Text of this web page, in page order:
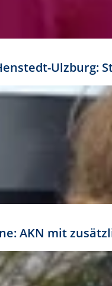
Ulzburg:
AKN mit